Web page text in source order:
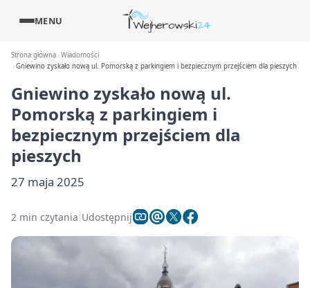
MENU
Strona główna Wiadomości
Gniewino zyskało nową ul. Pomorską z parkingiem i bezpiecznym przejściem dla pieszych
Gniewino zyskało nową ul.
Pomorską z parkingiem i
bezpiecznym przejściem dla
pieszych
27 maja 2025
2 min czytania Udostępnij